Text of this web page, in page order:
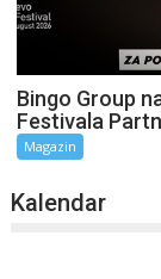
Bingo Group
Festivala
Magazin
Kalendar